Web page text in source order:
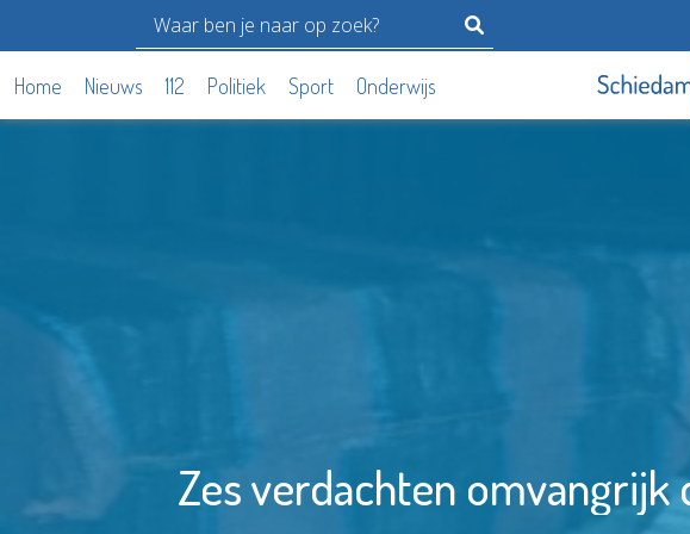
Home Nieuws 112 Politiek Sport Onderwijs
Zes verdachten